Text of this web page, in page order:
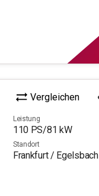
Vergleichen
Leistung
110 PS/81 kW
Standort
Frankfurt / Egelsbach